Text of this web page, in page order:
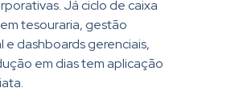
Já ciclo de caixa
tesouraria, gestão
e dashboards gerenciais,
em dias tem aplicação